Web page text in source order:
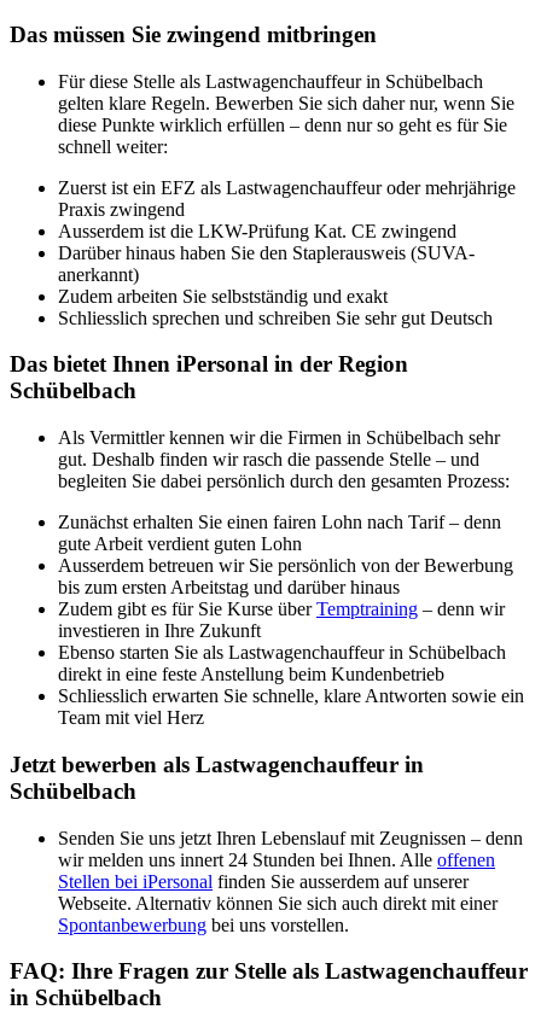
Das müssen Sie zwingend mitbringen
Für diese Stelle als Lastwagenchauffeur in Schübelbach
gelten klare Regeln. Bewerben Sie sich daher nur, wenn Sie
diese Punkte wirklich erfüllen – denn nur so geht es für Sie
schnell weiter:
Zuerst ist ein EFZ als Lastwagenchauffeur oder mehrjährige
Praxis zwingend
Ausserdem ist die LKW-Prüfung Kat. CE zwingend
Darüber hinaus haben Sie den Staplerausweis (SUVA-
anerkannt)
Zudem arbeiten Sie selbstständig und exakt
Schliesslich sprechen und schreiben Sie sehr gut Deutsch
Das bietet Ihnen iPersonal in der Region
Schübelbach
Als Vermittler kennen wir die Firmen in Schübelbach sehr
gut. Deshalb finden wir rasch die passende Stelle – und
begleiten Sie dabei persönlich durch den gesamten Prozess:
Zunächst erhalten Sie einen fairen Lohn nach Tarif – denn
gute Arbeit verdient guten Lohn
Ausserdem betreuen wir Sie persönlich von der Bewerbung
bis zum ersten Arbeitstag und darüber hinaus
Zudem gibt es für Sie Kurse überTemptraining – denn wir
investieren in Ihre Zukunft
Ebenso starten Sie als Lastwagenchauffeur in Schübelbach
direkt in eine feste Anstellung beim Kundenbetrieb
Schliesslich erwarten Sie schnelle, klare Antworten sowie ein
Team mit viel Herz
Jetzt bewerben als Lastwagenchauffeur in
Schübelbach
Senden Sie uns jetzt Ihren Lebenslauf mit Zeugnissen – denn
wir melden uns innert 24 Stunden bei Ihnen. Alle offenen
Stellen bei iPersonal finden Sie ausserdem auf unserer
Webseite. Alternativ können Sie sich auch direkt mit einer
Spontanbewerbung bei uns vorstellen.
FAQ: Ihre Fragen zur Stelle als Lastwagenchauffeur
in Schübelbach